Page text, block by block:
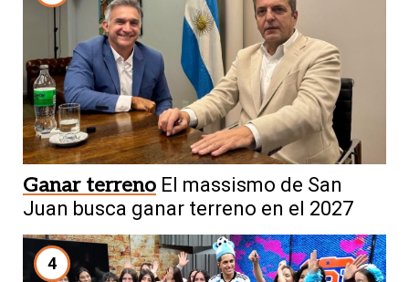
Ganar terreno El massismo de San
Juan busca ganar terreno en el 2027
4